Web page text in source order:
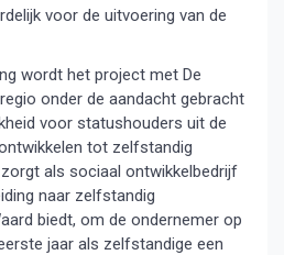
voor de uitvoering van de
wordt het project met De
onder de aandacht gebracht
voor statushouders uit de
tot zelfstandig
als sociaal ontwikkelbedrijf
naar zelfstandig
biedt, om de ondernemer op
jaar als zelfstandige een